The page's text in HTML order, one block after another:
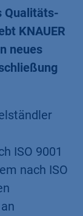
Qualitäts-
KNAUER
neues
ISO 9001
nach ISO